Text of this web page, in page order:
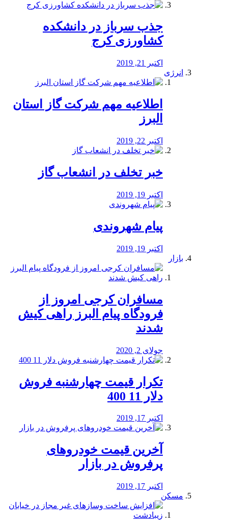
جذب سرباز در دانشکده
کشاورزی کرج
اکتبر 21, 2019
انرژی
️اطلاعیه مهم شرکت گاز استان
البرز
اکتبر 22, 2019
خبر تخلف در انشعاب گاز
اکتبر 19, 2019
پیام شهروندی
اکتبر 19, 2019
بازار
مسافران کرجی امروز از
فرودگاه پیام البرز راهی کیش
شدند
جولای 2, 2020
تکرار قیمت چهارشنبه فروش
دلار 11 400
اکتبر 17, 2019
آخرین قیمت خودرو‌های
پرفروش در بازار
اکتبر 17, 2019
مسکن